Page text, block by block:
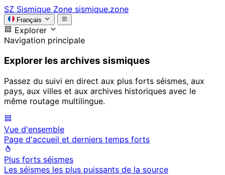
SZ Sismique Zone sismique.zone
Français
Explorer
Navigation principale
Explorer les archives sismiques
Passez du suivi en direct aux plus forts séismes, aux
pays, aux villes et aux archives historiques avec le
même routage multilingue.
Vue d'ensemble
Page d'accueil et derniers temps forts
Plus forts séismes
Les séismes les plus puissants de la source